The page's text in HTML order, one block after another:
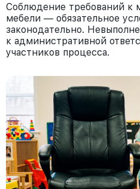
Соблюдение требований к
мебели — обязательное
законодательно.
к административной
участников процесса.